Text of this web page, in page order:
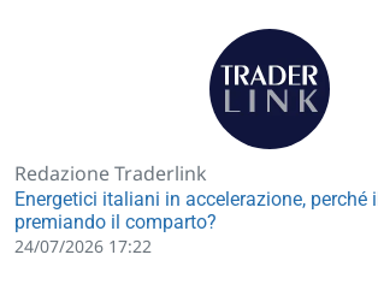
Redazione Traderlink
Energetici italiani in accelerazione, perché
premiando il comparto?
24/07/2026 17:22